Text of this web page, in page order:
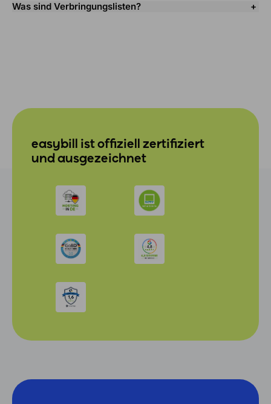
Was sind Verbringungslisten?
easybill ist offiziell zertifiziert
und ausgezeichnet